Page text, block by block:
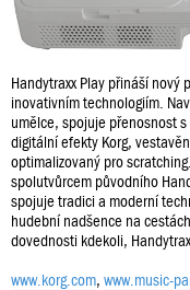
Handytraxx Play přináší nový
inovativním technologiím.
umělce, spojuje přenosnost
digitální efekty Korg,
optimalizovaný pro
spolutvůrcem původního
spojuje tradici a moderní
hudební nadšence na
dovednosti kdekoli,
www.korg.com, www.music-